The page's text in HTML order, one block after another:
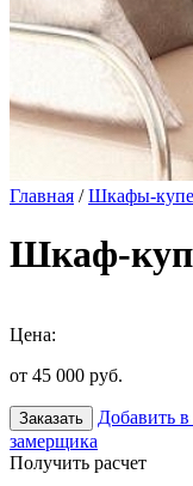
Главная /Шкафы-купе
Шкаф-
Цена:
от 45 000 руб.
Заказать Добавить
замерщика
Получить расчет